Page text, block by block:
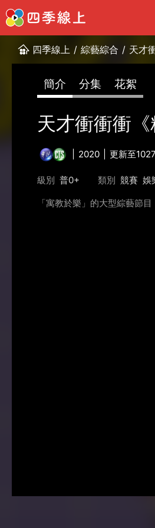
四季線上 / 綜藝綜合 / 天才
簡介 分集 花絮
天才衝衝衝《
2020 更新至
級別 普0+ 類別 競賽 娛
「寓教於樂」的大型綜藝節